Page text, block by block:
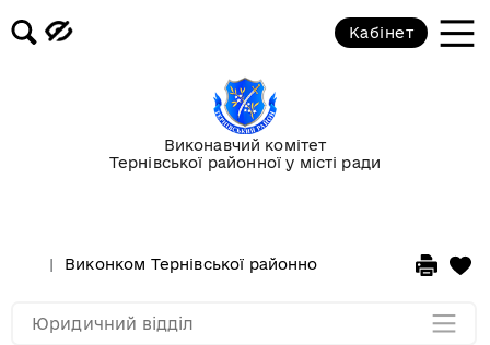
Виконавчий комітет
Тернівської районної у місті ради
Кабінет
Виконком Тернівської районної у місті ради
Юридичний відділ
Завідувач юридичого відділу
Основні завдання та функції
Мапа розділу